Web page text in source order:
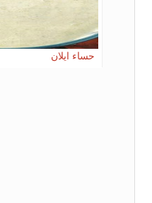
حساء ايلان